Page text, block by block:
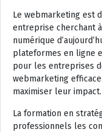
Le webmarketing est
entreprise cherchant
numérique
plateformes en ligne
pour les entreprises
webmarketing
maximiser leur impact.
La formation en
professionnels les